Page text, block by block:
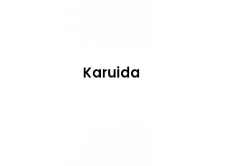
Karuida